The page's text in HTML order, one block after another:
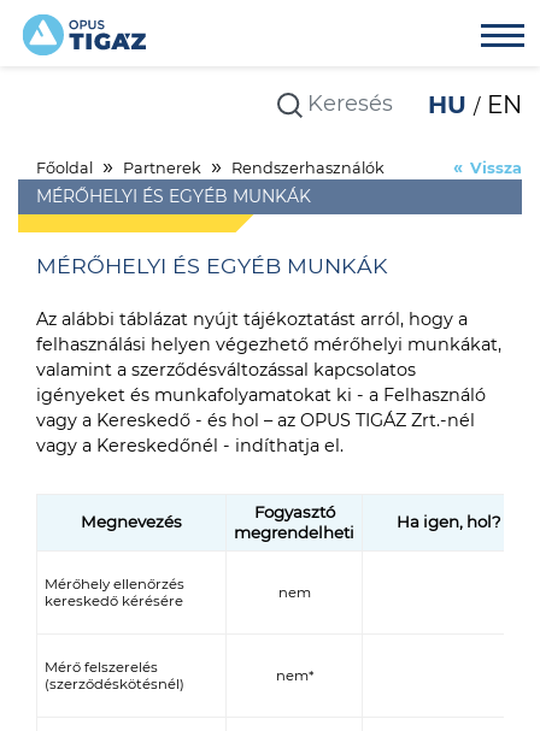
HU EN
Főoldal Partnerek Rendszerhasználók
MÉRŐHELYI ÉS EGYÉB MUNKÁK
Vissza
MÉRŐHELYI ÉS EGYÉB MUNKÁK
Az alábbi táblázat nyújt tájékoztatást arról, hogy a
felhasználási helyen végezhető mérőhelyi munkákat,
valamint a szerződésváltozással kapcsolatos
igényeket és munkafolyamatokat ki - a Felhasználó
vagy a Kereskedő - és hol – az OPUS TIGÁZ Zrt.-nél
vagy a Kereskedőnél - indíthatja el.
Megnevezés
Fogyasztó
megrendelheti
Ha igen, hol?
Mérőhely ellenőrzés
kereskedő kérésére
nem
Mérő felszerelés
(szerződéskötésnél)
nem*